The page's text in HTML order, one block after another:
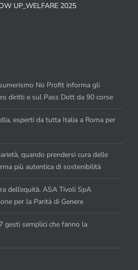
UP_WELFARE 2025
No Profit informa gli
diritti e sul Pass Dott da 90 corse
esperti da tutta Italia a Roma per
quando prendersi cura delle
più autentica di sostenibilità
dell’equità. ASA Tivoli SpA
per la Parità di Genere
gesti semplici che fanno la